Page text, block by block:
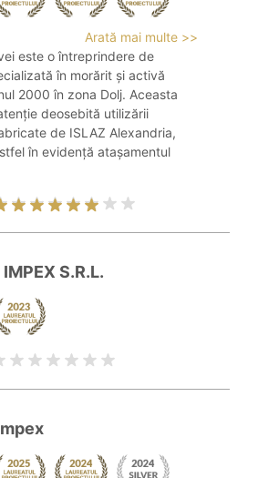
Arată mai multe >>
este o întreprindere de
în morărit și activă
2000 în zona Dolj. Aceasta
deosebită utilizării
de ISLAZ Alexandria,
în evidență atașamentul
S.R.L.